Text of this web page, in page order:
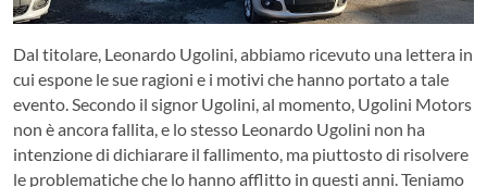
Dal titolare, Leonardo Ugolini, abbiamo ricevuto una lettera in
cui espone le sue ragioni e i motivi che hanno portato a tale
evento. Secondo il signor Ugolini, al momento, Ugolini Motors
non è ancora fallita, e lo stesso Leonardo Ugolini non ha
intenzione di dichiarare il fallimento, ma piuttosto di risolvere
le problematiche che lo hanno afflitto in questi anni. Teniamo